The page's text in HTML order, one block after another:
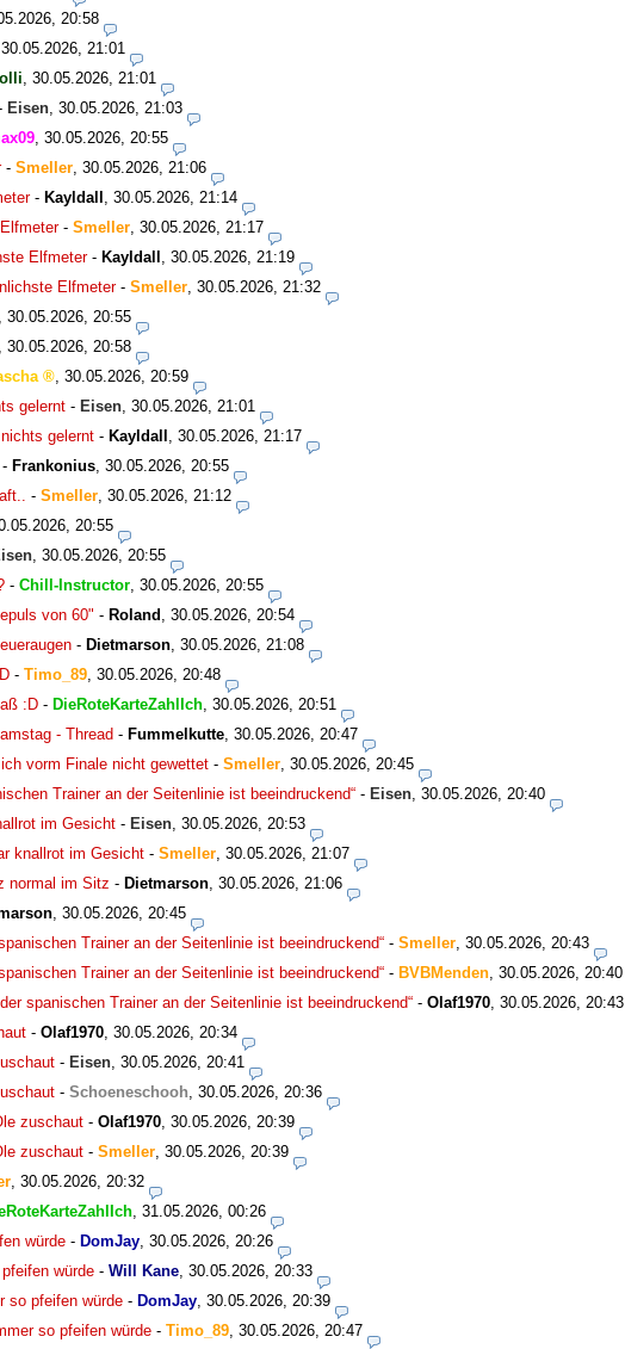
20:58
30.05.2026, 21:01
, 30.05.2026, 21:01
Eisen, 30.05.2026, 21:03
, 30.05.2026, 20:55
- Smeller, 30.05.2026, 21:06
- Kayldall , 30.05.2026, 21:14
- Smeller, 30.05.2026, 21:17
Elfmeter- Kayldall , 30.05.2026, 21:19
Elfmeter- Smeller, 30.05.2026, 21:32
, 30.05.2026, 20:55
, 30.05.2026, 20:58
, 30.05.2026, 20:59
gelernt - Eisen, 30.05.2026, 21:01
gelernt - Kayldall , 30.05.2026, 21:17
- Frankonius, 30.05.2026, 20:55
- Smeller, 30.05.2026, 21:12
20:55
, 30.05.2026, 20:55
- Chill-Instructor, 30.05.2026, 20:55
von 60" - Roland , 30.05.2026, 20:54
- Dietmarson, 30.05.2026, 21:08
- Timo_89, 30.05.2026, 20:48
:D - DieRoteKarteZahlIch, 30.05.2026, 20:51
- Thread - Fummelkutte, 30.05.2026, 20:47
vorm Finale nicht gewettet - Smeller, 30.05.2026, 20:45
Trainer an der Seitenlinie ist beeindruckend“ - Eisen, 30.05.2026, 20:40
im Gesicht - Eisen, 30.05.2026, 20:53
knallrot im Gesicht - Smeller, 30.05.2026, 21:07
normal im Sitz - Dietmarson, 30.05.2026, 21:06
, 30.05.2026, 20:45
Trainer an der Seitenlinie ist beeindruckend“ - Smeller, 30.05.2026, 20:43
Trainer an der Seitenlinie ist beeindruckend“ - BVBMenden, 30.05.2026, 20:40
spanischen Trainer an der Seitenlinie ist beeindruckend“ - Olaf1970, 30.05.2026, 20:43
- Olaf1970, 30.05.2026, 20:34
- Eisen, 30.05.2026, 20:41
- Schoeneschooh, 30.05.2026, 20:36
zuschaut - Olaf1970, 30.05.2026, 20:39
zuschaut - Smeller, 30.05.2026, 20:39
, 30.05.2026, 20:32
, 31.05.2026, 00:26
würde - DomJay, 30.05.2026, 20:26
würde - Will Kane, 30.05.2026, 20:33
so pfeifen würde - DomJay, 30.05.2026, 20:39
so pfeifen würde - Timo_89, 30.05.2026, 20:47